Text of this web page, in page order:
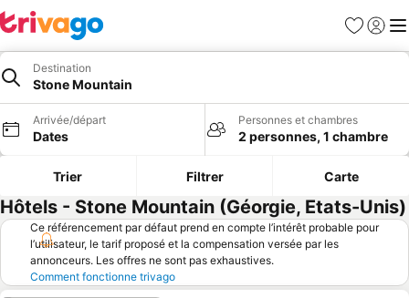
Favoris
Se
Destination
Stone Mountain
Arrivée/départ
Dates
Personnes et chambres
2 personnes, 1 chambre
Trier Filtrer Carte
Hôtels - Stone Mountain (Géorgie, Etats-Unis)
Ce référencement par défaut prend en compte l’intérêt probable pour
l’utilisateur, le tarif proposé et la compensation versée par les
annonceurs. Les offres ne sont pas exhaustives.
Comment fonctionne trivago